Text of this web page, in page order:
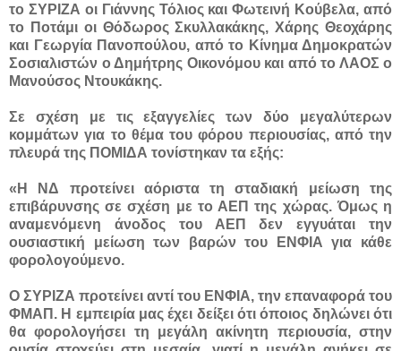
το ΣΥΡΙΖΑ οι Γιάννης Τόλιος και Φωτεινή Κούβελα, από
το Ποτάμι οι Θόδωρος Σκυλλακάκης, Χάρης Θεοχάρης
και Γεωργία Πανοπούλου, από το Κίνημα Δημοκρατών
Σοσιαλιστών ο Δημήτρης Οικονόμου και από το ΛΑΟΣ ο
Μανούσος Ντουκάκης.
Σε σχέση με τις εξαγγελίες των δύο μεγαλύτερων
κομμάτων για το θέμα του φόρου περιουσίας, από την
πλευρά της ΠΟΜΙΔΑ τονίστηκαν τα εξής:
«Η ΝΔ προτείνει αόριστα τη σταδιακή μείωση της
επιβάρυνσης σε σχέση με το ΑΕΠ της χώρας. Όμως η
αναμενόμενη άνοδος του ΑΕΠ δεν εγγυάται την
ουσιαστική μείωση των βαρών του ΕΝΦΙΑ για κάθε
φορολογούμενο.
Ο ΣΥΡΙΖΑ προτείνει αντί του ΕΝΦΙΑ, την επαναφορά του
ΦΜΑΠ. Η εμπειρία μας έχει δείξει ότι όποιος δηλώνει ότι
θα φορολογήσει τη μεγάλη ακίνητη περιουσία, στην